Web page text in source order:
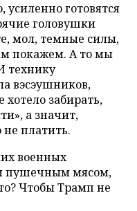
усиленно готовятся
головушки
мол, темные силы,
покажем. А то мы
технику
вэсэушников,
забирать,
а значит,
платить.
военных
пушечным мясом,
Чтобы Трамп не